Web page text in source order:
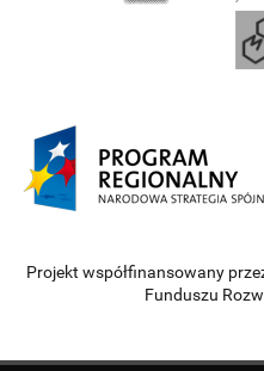
Projekt współfinansowany
Funduszu